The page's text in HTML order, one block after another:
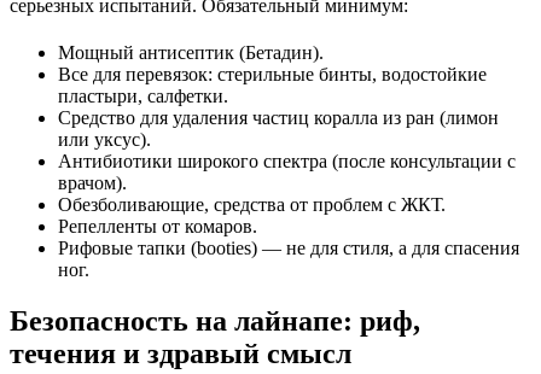
серьезных испытаний. Обязательный минимум:
Мощный антисептик (Бетадин).
Все для перевязок: стерильные бинты, водостойкие
пластыри, салфетки.
Средство для удаления частиц коралла из ран (лимон
или уксус).
Антибиотики широкого спектра (после консультации с
врачом).
Обезболивающие, средства от проблем с ЖКТ.
Репелленты от комаров.
Рифовые тапки (booties) — не для стиля, а для спасения
ног.
Безопасность на лайнапе: риф,
течения и здравый смысл